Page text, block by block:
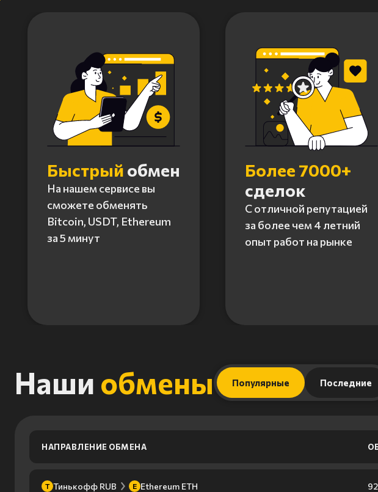
Быстрый обмен
На нашем сервисе вы
сможете обменять
Bitcoin, USDT, Ethereum
за 5 минут
Более 7000+
сделок
С отличной репутацией
за более чем 4 летний
опыт работ на рынке
Наши обмены Популярные Последние
НАПРАВЛЕНИЕ ОБМЕНА
Т Тинькофф RUB E Ethereum ETH